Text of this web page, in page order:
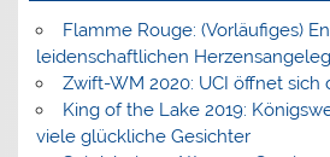
Flamme Rouge: (Vorläufiges)
leidenschaftlichen
Zwift-WM 2020: UCI öffnet sich
King of the Lake 2019:
viele glückliche Gesichter